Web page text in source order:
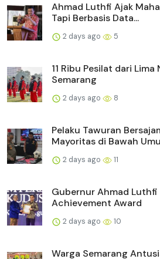
Ahmad Luthfi Ajak
Tapi Berbasis Data...
2 days ago 5
11 Ribu Pesilat dari
Semarang
2 days ago 8
Pelaku Tawuran
Mayoritas di Bawah
2 days ago 11
Gubernur Ahmad Luthfi
Achievement Award
2 days ago 10
Warga Semarang